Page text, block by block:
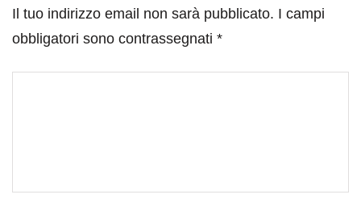
Il tuo indirizzo email non sarà pubblicato. I campi
obbligatori sono contrassegnati *